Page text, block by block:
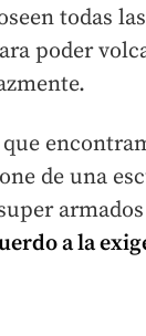
todas
poder
de una
a la